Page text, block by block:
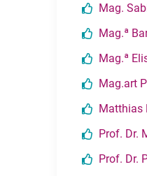
Mag.
Mag.ª
Mag.ª
Mag.art
Matthias
Prof. Dr.
Prof. Dr.